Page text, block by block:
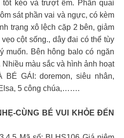
kéo và trượt êm. Phần quai
sát phần vai và ngực, có kèm
trạng xô lệch cặp 2 bên, giảm
cột sống., dây đai có thể tùy
muốn. Bên hông balo có ngăn
màu sắc và hình ảnh hoạt
BÉ GÁI: doremon, siêu nhân,
5 công chúa,…….
CÙNG BÉ VUI KHỎE ĐẾN